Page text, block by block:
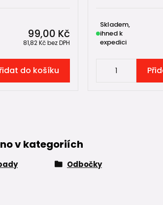
99,00 Kč
81,82 Kčbez DPH
do košíku
Skladem,
ihned k
expedici
v kategoriích
Odbočky